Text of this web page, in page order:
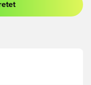
vagy a tagként való